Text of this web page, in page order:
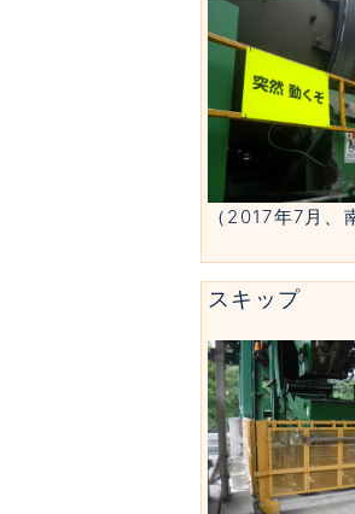
（2017年7月、
スキップ